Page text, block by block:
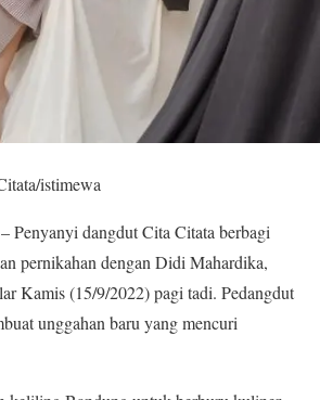
istimewa
Penyanyi dangdut Cita Citata berbagi
pernikahan dengan Didi Mahardika,
Kamis (15/9/2022) pagi tadi. Pedangdut
unggahan baru yang mencuri